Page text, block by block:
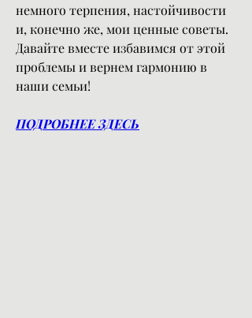
немного терпения, настойчивости
и, конечно же, мои ценные советы.
Давайте вместе избавимся от этой
проблемы и вернем гармонию в
наши семьи!
ПОДРОБНЕЕ ЗДЕСЬ